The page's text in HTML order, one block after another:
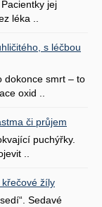
jej
léka ..
s léčbou
dokonce smrt – to
oxid ..
či průjem
puchýřky.
..
žíly
Sedavé